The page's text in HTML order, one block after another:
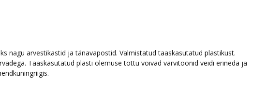
nagu arvestikastid ja tänavapostid. Valmistatud taaskasutatud plastikust.
Taaskasutatud plasti olemuse tõttu võivad värvitoonid veidi erineda ja